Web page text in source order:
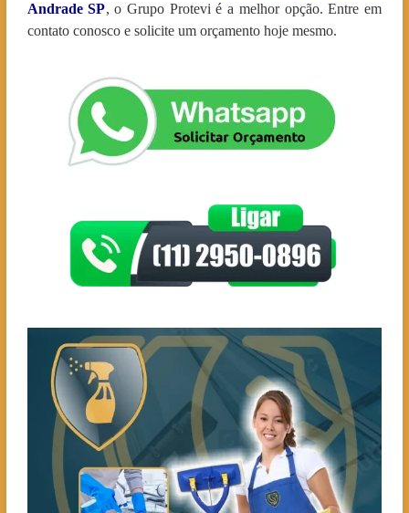
AndradeSP, o Grupo Protevi é a melhor opção. Entre em
contato conosco e solicite um orçamento hoje mesmo.